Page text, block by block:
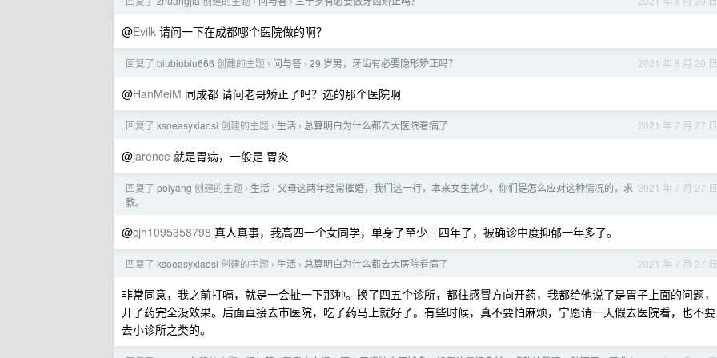
@Evilk 请问一下在成都哪个医院做的啊？
2021 年 8 月 20 日
回复了 biubiubiu666 创建的主题 › 问与答 › 29 岁男，牙齿有必要隐形矫正吗？
@HanMeiM 同成都 请问老哥矫正了吗？选的那个医院啊
2021 年 7 月 27 日
回复了 ksoeasyxiaosi 创建的主题 › 生活 › 总算明白为什么都去大医院看病了
@jarence 就是胃病，一般是 胃炎
2021 年 7 月 27 日
回复了 polyang 创建的主题 › 生活 › 父母这两年经常催婚，我们这一行，本来女生就少。你们是怎么应对这种情况的，求
教。
@cjh1095358798 真人真事，我高四一个女同学，单身了至少三四年了，被确诊中度抑郁一年多了。
2021 年 7 月 27 日
回复了 ksoeasyxiaosi 创建的主题 › 生活 › 总算明白为什么都去大医院看病了
非常同意，我之前打嗝，就是一会扯一下那种。换了四五个诊所，都往感冒方向开药，我都给他说了是胃子上面的问题，
开了药完全没效果。后面直接去市医院，吃了药马上就好了。有些时候，真不要怕麻烦，宁愿请一天假去医院看，也不要
去小诊所之类的。